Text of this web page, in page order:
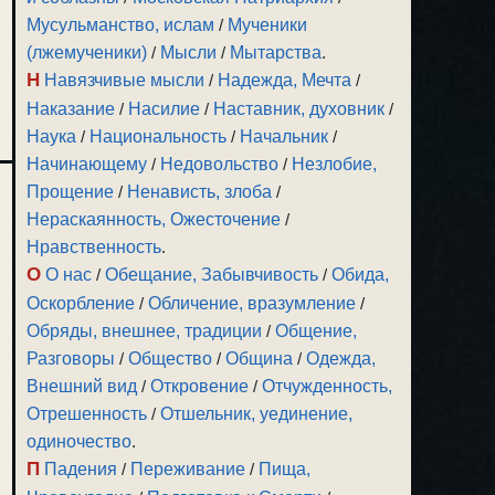
Мусульманство, ислам / Мученики
(лжемученики) / Мысли / Мытарства.
Н Навязчивые мысли / Надежда, Мечта /
Наказание / Насилие / Наставник, духовник /
Наука / Национальность / Начальник /
Начинающему / Недовольство / Незлобие,
Прощение / Ненависть, злоба /
Нераскаянность, Ожесточение /
Нравственность.
О О нас /Обещание, Забывчивость /Обида,
Оскорбление /Обличение, вразумление /
Обряды, внешнее, традиции /Общение,
Разговоры /Общество /Община /Одежда,
Внешний вид /Откровение /Отчужденность,
Отрешенность /Отшельник, уединение,
одиночество.
П Падения / Переживание / Пища,